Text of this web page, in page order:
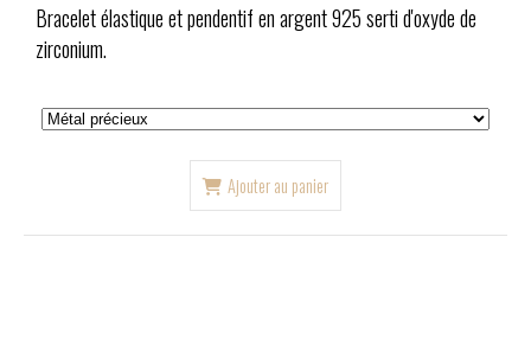
Bracelet élastique et pendentif en argent 925 serti d'oxyde de
zirconium.
Ajouter au panier